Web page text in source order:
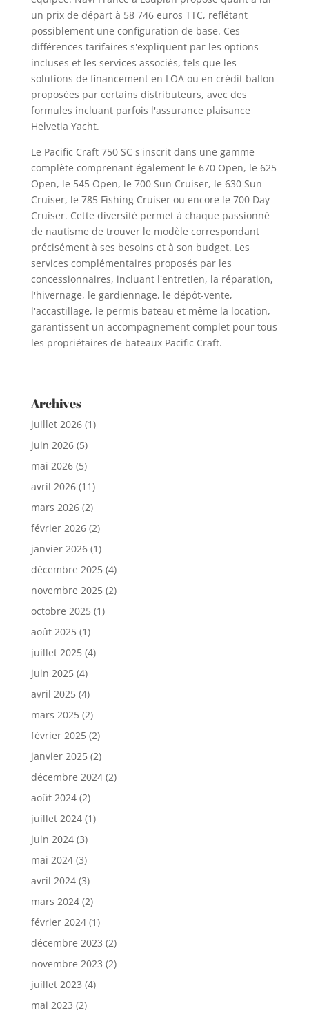
un prix de départ à 58 746 euros TTC, reflétant
possiblement une configuration de base. Ces
différences tarifaires s'expliquent par les options
incluses et les services associés, tels que les
solutions de financement en LOA ou en crédit ballon
proposées par certains distributeurs, avec des
formules incluant parfois l'assurance plaisance
Helvetia Yacht.
Le Pacific Craft 750 SC s'inscrit dans une gamme
complète comprenant également le 670 Open, le 625
Open, le 545 Open, le 700 Sun Cruiser, le 630 Sun
Cruiser, le 785 Fishing Cruiser ou encore le 700 Day
Cruiser. Cette diversité permet à chaque passionné
de nautisme de trouver le modèle correspondant
précisément à ses besoins et à son budget. Les
services complémentaires proposés par les
concessionnaires, incluant l'entretien, la réparation,
l'hivernage, le gardiennage, le dépôt-vente,
l'accastillage, le permis bateau et même la location,
garantissent un accompagnement complet pour tous
les propriétaires de bateaux Pacific Craft.
Archives
juillet 2026(1)
juin 2026(5)
mai 2026(5)
avril 2026(11)
mars 2026(2)
février 2026(2)
janvier 2026(1)
décembre 2025(4)
novembre 2025(2)
octobre 2025(1)
août 2025(1)
juillet 2025(4)
juin 2025(4)
avril 2025(4)
mars 2025(2)
février 2025(2)
janvier 2025(2)
décembre 2024(2)
août 2024(2)
juillet 2024(1)
juin 2024(3)
mai 2024(3)
avril 2024(3)
mars 2024(2)
février 2024(1)
décembre 2023 (2)
novembre 2023 (2)
juillet 2023 (4)
mai 2023 (2)